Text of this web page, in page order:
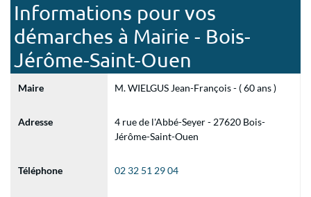
Informations pour vos
démarches à Mairie - Bois-
Jérôme-Saint-Ouen
Maire M. WIELGUS Jean-François - ( 60 ans )
Adresse
4 rue de l'Abbé-Seyer - 27620 Bois-
Jérôme-Saint-Ouen
Téléphone 02 32 51 29 04